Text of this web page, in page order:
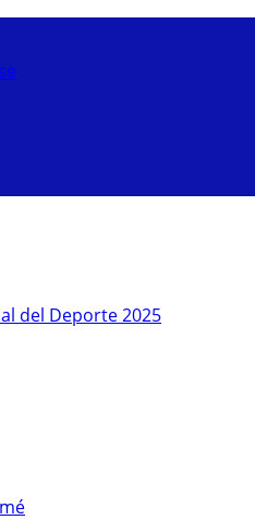
del Deporte 2025